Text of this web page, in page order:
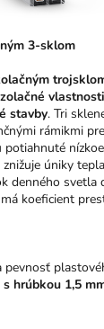
3-sklom
vlastnosti
stavby. Tri
rámikmi
potiahnuté
znižuje úniky
denného svetla
koeficient
hrúbkou 1,5